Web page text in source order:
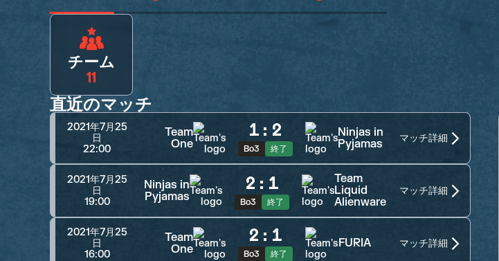
チーム
11
直近のマッチ
2021年7月25
日
22:00
Team
One
1 : 2
Bo3 終了
Ninjas in
Pyjamas
マッチ詳細
2021年7月25
日
19:00
Ninjas in
Pyjamas
2 : 1
Bo3 終了
Team
Liquid
Alienware
マッチ詳細
2021年7月25
日
16:00
Team
One
2 : 1
Bo3 終了
FURIA マッチ詳細